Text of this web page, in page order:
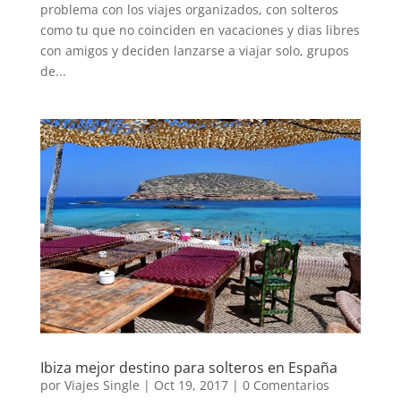
problema con los viajes organizados, con solteros
como tu que no coinciden en vacaciones y dias libres
con amigos y deciden lanzarse a viajar solo, grupos
de...
Ibiza mejor destino para solteros en España
por Viajes Single | Oct 19, 2017| 0 Comentarios